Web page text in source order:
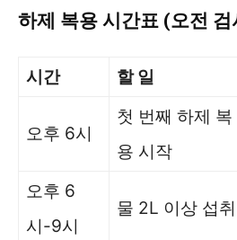
하제 복용 시간표 (오전 검
시간 할 일
오후 6시
첫 번째 하제 복
용 시작
오후 6
시-9시
물 2L 이상 섭취